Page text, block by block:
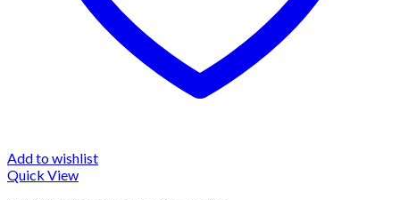
Add to wishlist
Quick View